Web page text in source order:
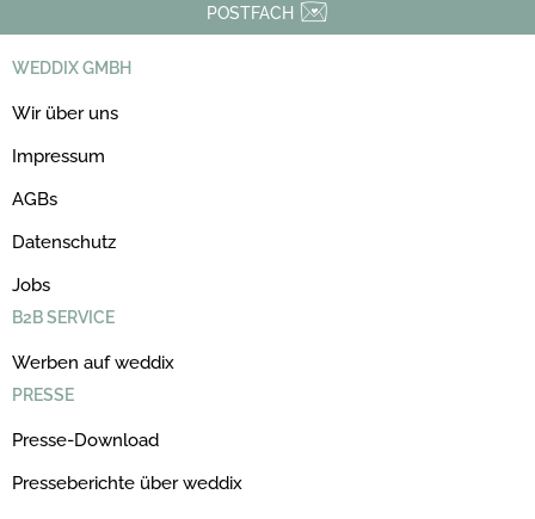
POSTFACH
WEDDIX GMBH
Wir über uns
Impressum
AGBs
Datenschutz
Jobs
B2B SERVICE
Werben auf weddix
PRESSE
Presse-Download
Presseberichte über weddix